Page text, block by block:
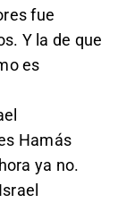
fue
Y la de que
es
Hamás
ya no.